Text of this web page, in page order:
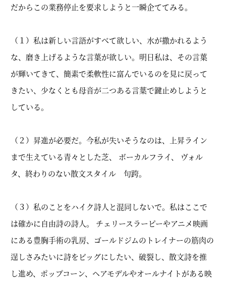
だからこの業務停止を要求しようと一瞬企ててみる。
（１）私は新しい言語がすべて欲しい、水が撒かれるよう
な、磨き上げるような言葉が欲しい。明日私は、その言葉
が輝いてきて、簡素で柔軟性に富んでいるのを見に戻って
きたい、少なくとも母音が二つある言葉で鍵止めしようと
している。
（２）昇進が必要だ。今私が失いそうなのは、上昇ライン
まで生えている青々とした芝、 ボーカルフライ、 ヴォル
タ、終わりのない散文スタイル 句跨。
（３）私のことをハイク詩人と混同しないで。私はここで
は確かに自由詩の詩人。 チェリースラーピーやアニメ映画
にある豊胸手術の乳房、ゴールドジムのトレイナーの筋肉の
逞しさみたいに詩をビッグにしたい、破裂し、散文詩を推
し進め、ポップコーン、ヘアモデルやオールナイトがある映